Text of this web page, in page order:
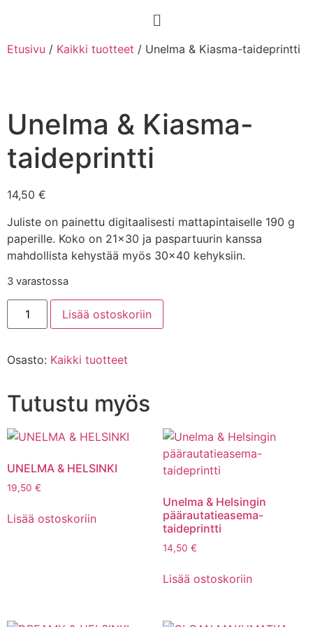
Etusivu / Kaikki tuotteet / Unelma & Kiasma-taideprintti
Unelma & Kiasma-
taideprintti
14,50 €
Juliste on painettu digitaalisesti mattapintaiselle 190 g
paperille. Koko on 21×30 ja paspartuurin kanssa
mahdollista kehystää myös 30×40 kehyksiin.
3 varastossa
Lisää ostoskoriin
Osasto: Kaikki tuotteet
Tutustu myös
UNELMA & HELSINKI
19,50 €
Lisää ostoskoriin
Unelma & Helsingin
päärautatieasema-
taideprintti
14,50 €
Lisää ostoskoriin